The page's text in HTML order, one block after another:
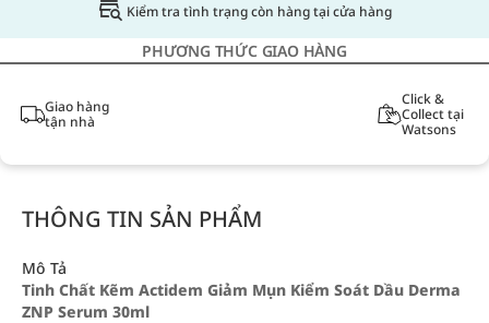
Kiểm tra tình trạng còn hàng tại cửa hàng
PHƯƠNG THỨC GIAO HÀNG
Giao hàng
tận nhà
Click &
Collect tại
Watsons
THÔNG TIN SẢN PHẨM
Mô Tả
Tinh Chất Kẽm Actidem Giảm Mụn Kiểm Soát Dầu Derma
ZNP Serum 30ml